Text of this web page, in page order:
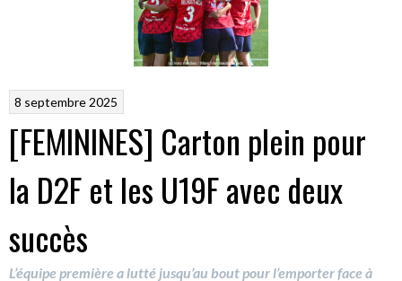
8 septembre 2025
[FEMININES] Carton plein pour
la D2F et les U19F avec deux
succès
L’équipe première a lutté jusqu’au bout pour l’emporter face à